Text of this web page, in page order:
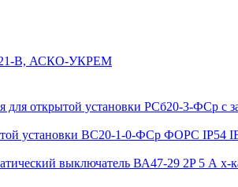
B, АСКО-УКРЕМ
для открытой установки РСб20-3-ФСр
установки ВС20-1-0-ФСр ФОРС IP54
выключатель ВА47-29 2P 5 А х-